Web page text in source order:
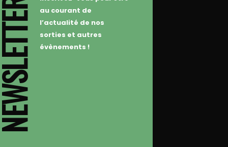
au courant de
l’actualité de nos
sorties et autres
évènements !